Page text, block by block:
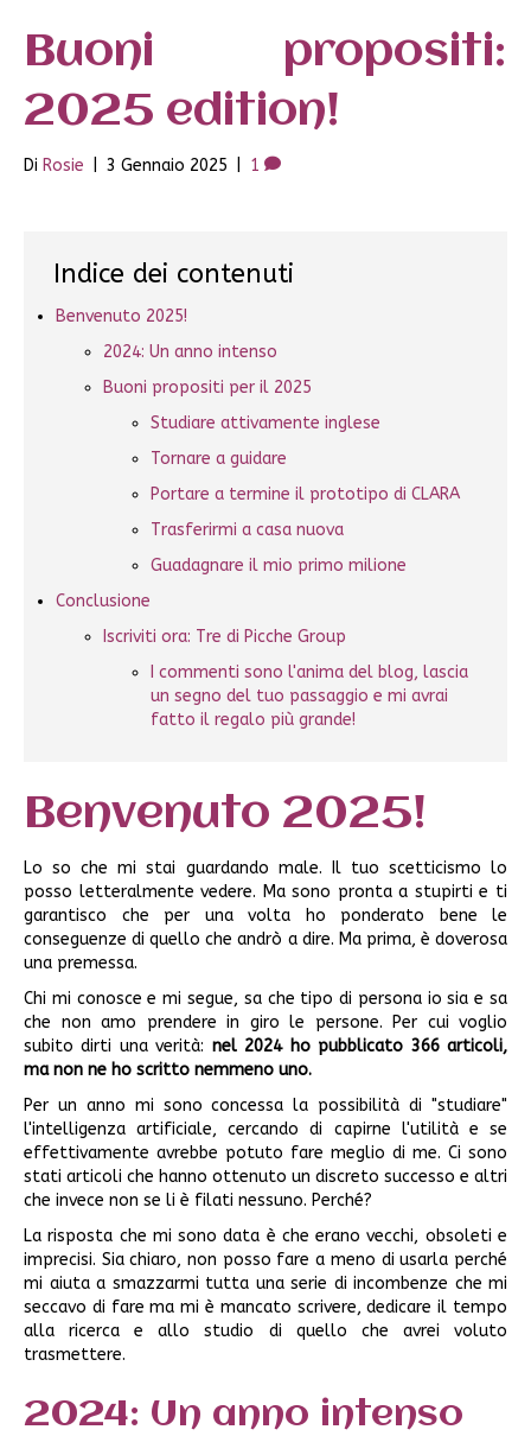
Buoni propositi:
2025 edition!
Di Rosie 3 Gennaio 2025 1
Indice dei contenuti
Benvenuto 2025!
2024: Un anno intenso
Buoni propositi per il 2025
Studiare attivamente inglese
Tornare a guidare
Portare a termine il prototipo di CLARA
Trasferirmi a casa nuova
Guadagnare il mio primo milione
Conclusione
Iscriviti ora: Tre di Picche Group
I commenti sono l'anima del blog, lascia
un segno del tuo passaggio e mi avrai
fatto il regalo più grande!
Benvenuto 2025!
Lo so che mi stai guardando male. Il tuo scetticismo lo
posso letteralmente vedere. Ma sono pronta a stupirti e ti
garantisco che per una volta ho ponderato bene le
conseguenze di quello che andrò a dire. Ma prima, è doverosa
una premessa.
Chi mi conosce e mi segue, sa che tipo di persona io sia e sa
che non amo prendere in giro le persone. Per cui voglio
subito dirti una verità: nel 2024 ho pubblicato 366 articoli,
ma non ne ho scritto nemmeno uno.
Per un anno mi sono concessa la possibilità di "studiare"
l'intelligenza artificiale, cercando di capirne l'utilità e se
effettivamente avrebbe potuto fare meglio di me. Ci sono
stati articoli che hanno ottenuto un discreto successo e altri
che invece non se li è filati nessuno. Perché?
La risposta che mi sono data è che erano vecchi, obsoleti e
imprecisi. Sia chiaro, non posso fare a meno di usarla perché
mi aiuta a smazzarmi tutta una serie di incombenze che mi
seccavo di fare ma mi è mancato scrivere, dedicare il tempo
alla ricerca e allo studio di quello che avrei voluto
trasmettere.
2024: Un anno intenso